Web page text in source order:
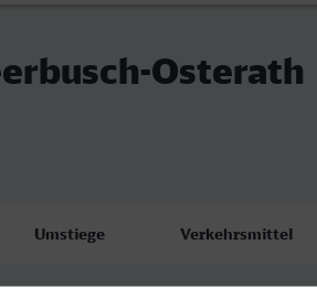
Osterath
Umstiege Verkehrsmittel